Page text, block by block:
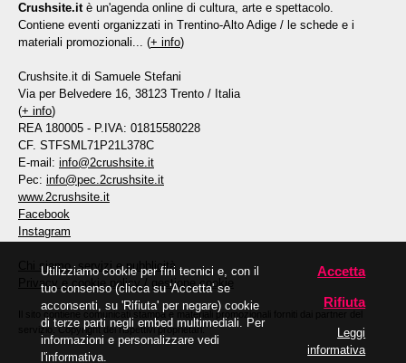
Crushsite.it è un'agenda online di cultura, arte e spettacolo.
Contiene eventi organizzati in Trentino-Alto Adige / le schede e i
materiali promozionali... (+ info)
Crushsite.it di Samuele Stefani
Via per Belvedere 16, 38123 Trento / Italia
(+ info)
REA 180005 - P.IVA: 01815580228
CF. STFSML71P21L378C
E-mail: info@2crushsite.it
Pec: info@pec.2crushsite.it
www.2crushsite.it
Facebook
Instagram
Chi siamo, servizi e pubblicità
Privacy e cookie policy/ gestione cookie
Il sito contiene comunicati stampa e materiali promozionali forniti dai partner del
servizio. Copyright dei rispettivi proprietari.
Utilizziamo cookie per fini tecnici e, con il
tuo consenso (clicca su 'Accetta' se
acconsenti, su 'Rifiuta' per negare) cookie
di terze parti negli embed multimediali. Per
informazioni e personalizzare vedi
l'informativa.
Accetta
Rifiuta
Leggi
informativa